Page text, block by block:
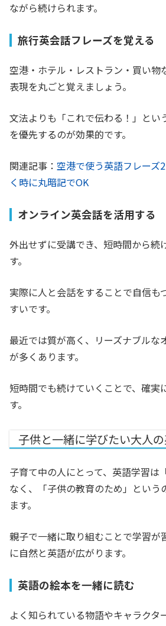
ながら続けられます。
旅行英会話フレーズを覚える
空港・ホテル・レストラン・買い物
表現を丸ごと覚えましょう。
文法よりも「これで伝わる！」とい
を優先するのが効果的です。
関連記事： 空港で使う英語フレーズ
く時に丸暗記でOK
オンライン英会話を活用する
外出せずに受講でき、短時間から続
す。
実際に人と会話をすることで自信も
すいです。
最近では質が高く、リーズナブルな
が多くあります。
短時間でも続けていくことで、確実
す。
子供と一緒に学びたい大人
子育て中の人にとって、英語学習は
なく、「子供の教育のため」という
ます。
親子で一緒に取り組むことで学習が
に自然と英語が広がります。
英語の絵本を一緒に読む
よく知られている物語やキャラクタ